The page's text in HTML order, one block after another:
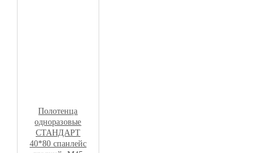
Полотенца
одноразовые
СТАНДАРТ
40*80 спанлейс